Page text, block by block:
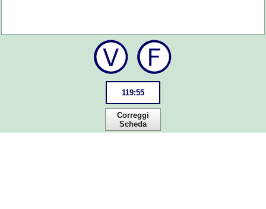
119:55
Correggi
Scheda